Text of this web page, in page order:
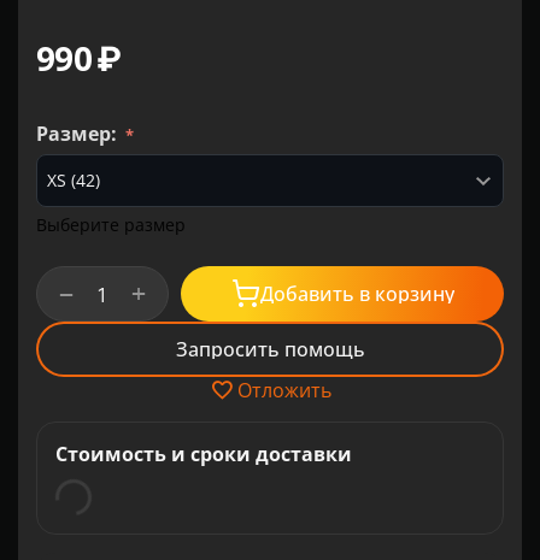
‍990‍₽
Размер:
Выберите размер
+
− Добавить в корзину
Запросить помощь
Отложить
Стоимость и сроки доставки